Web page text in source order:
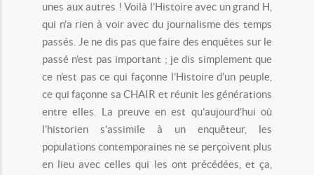
unes aux autres ! Voilà l’Histoire avec un grand H,
qui n’a rien à voir avec du journalisme des temps
passés. Je ne dis pas que faire des enquêtes sur le
passé n’est pas important ; je dis simplement que
ce n’est pas ce qui façonne l’Histoire d’un peuple,
ce qui façonne sa CHAIR et réunit les générations
entre elles. La preuve en est qu’aujourd’hui où
l’historien s’assimile à un enquêteur, les
populations contemporaines ne se perçoivent plus
en lieu avec celles qui les ont précédées, et ça,